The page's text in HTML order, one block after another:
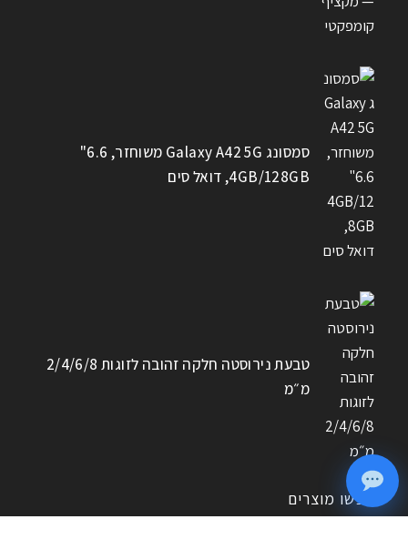
סמסונג Galaxy A42 5G משוחזר, 6.6"
4GB/128GB, דואל סים
טבעת נירוסטה חלקה זהובה לזוגות 2/4/6/8
מ״מ
חפשו מוצרים